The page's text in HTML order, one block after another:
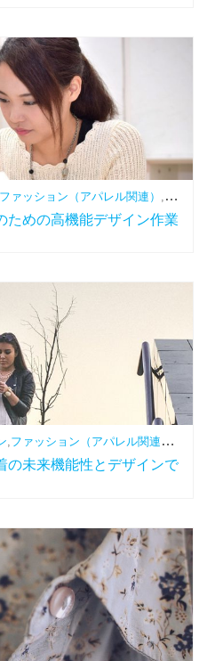
ファッション（アパレル関連） 通販
ための高機能デザイン作業
,ファッション（アパレル関連） ,
の未来機能性とデザインで